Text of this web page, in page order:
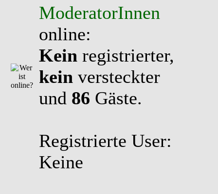
ModeratorInnen
online:
Kein registrierter,
kein versteckter
und 86 Gäste.
Registrierte User:
Keine